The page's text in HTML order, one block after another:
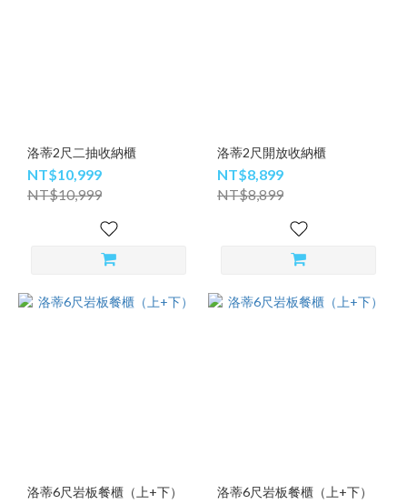
洛蒂2尺二抽收納櫃
NT$10,999
NT$10,999
洛蒂2尺開放收納櫃
NT$8,899
NT$8,899
洛蒂6尺岩板餐櫃（上+下） 洛蒂6尺岩板餐櫃（上+下）